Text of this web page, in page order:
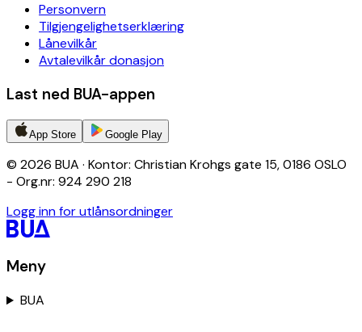
Personvern
Tilgjengelighetserklæring
Lånevilkår
Avtalevilkår donasjon
Last ned BUA-appen
App Store Google Play
© 2026 BUA · Kontor: Christian Krohgs gate 15, 0186 OSLO
- Org.nr: 924 290 218
Logg inn for utlånsordninger
Meny
BUA